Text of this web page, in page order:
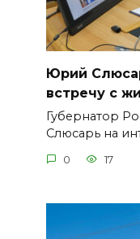
Юрий
встречу с
Губернатор
Слюсарь на
0 17